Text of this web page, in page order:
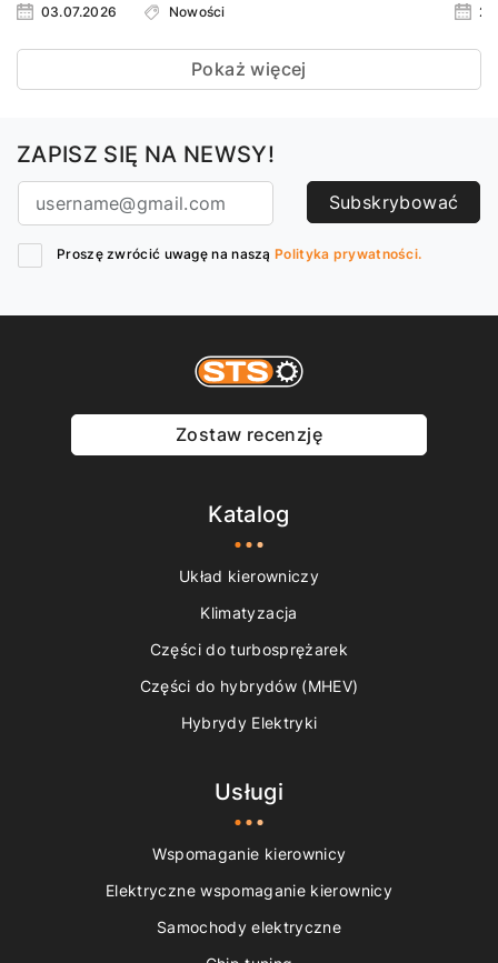
03.07.2026 Nowości
Pokaż więcej
ZAPISZ SIĘ NA NEWSY!
Subskrybować
Proszę zwrócić uwagę na naszą Polityka prywatności.
Zostaw recenzję
Katalog
Układ kierowniczy
Klimatyzacja
Części do turbosprężarek
Części do hybrydów (MHEV)
Hybrydy Elektryki
Usługi
Wspomaganie kierownicy
Elektryczne wspomaganie kierownicy
Samochody elektryczne